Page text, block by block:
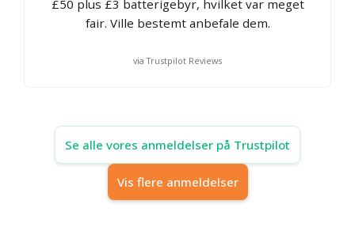
£50 plus £3 batterigebyr, hvilket var meget
fair. Ville bestemt anbefale dem.
via Trustpilot Reviews
Se alle vores anmeldelser på Trustpilot
Vis flere anmeldelser